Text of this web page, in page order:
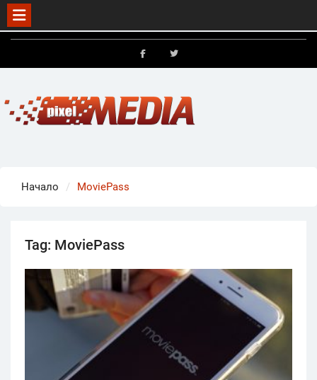
Skip
Начало MoviePass
Tag: MoviePass